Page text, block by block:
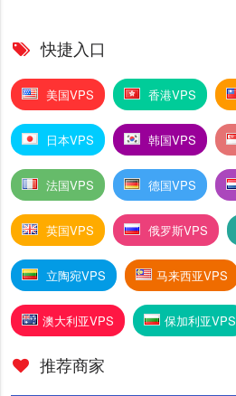
快捷入口
美国VPS 香港VPS
日本VPS 韩国VPS
法国VPS 德国VPS
英国VPS 俄罗斯VPS
立陶宛VPS 马来西亚VPS
澳大利亚VPS 保加利亚VPS
推荐商家